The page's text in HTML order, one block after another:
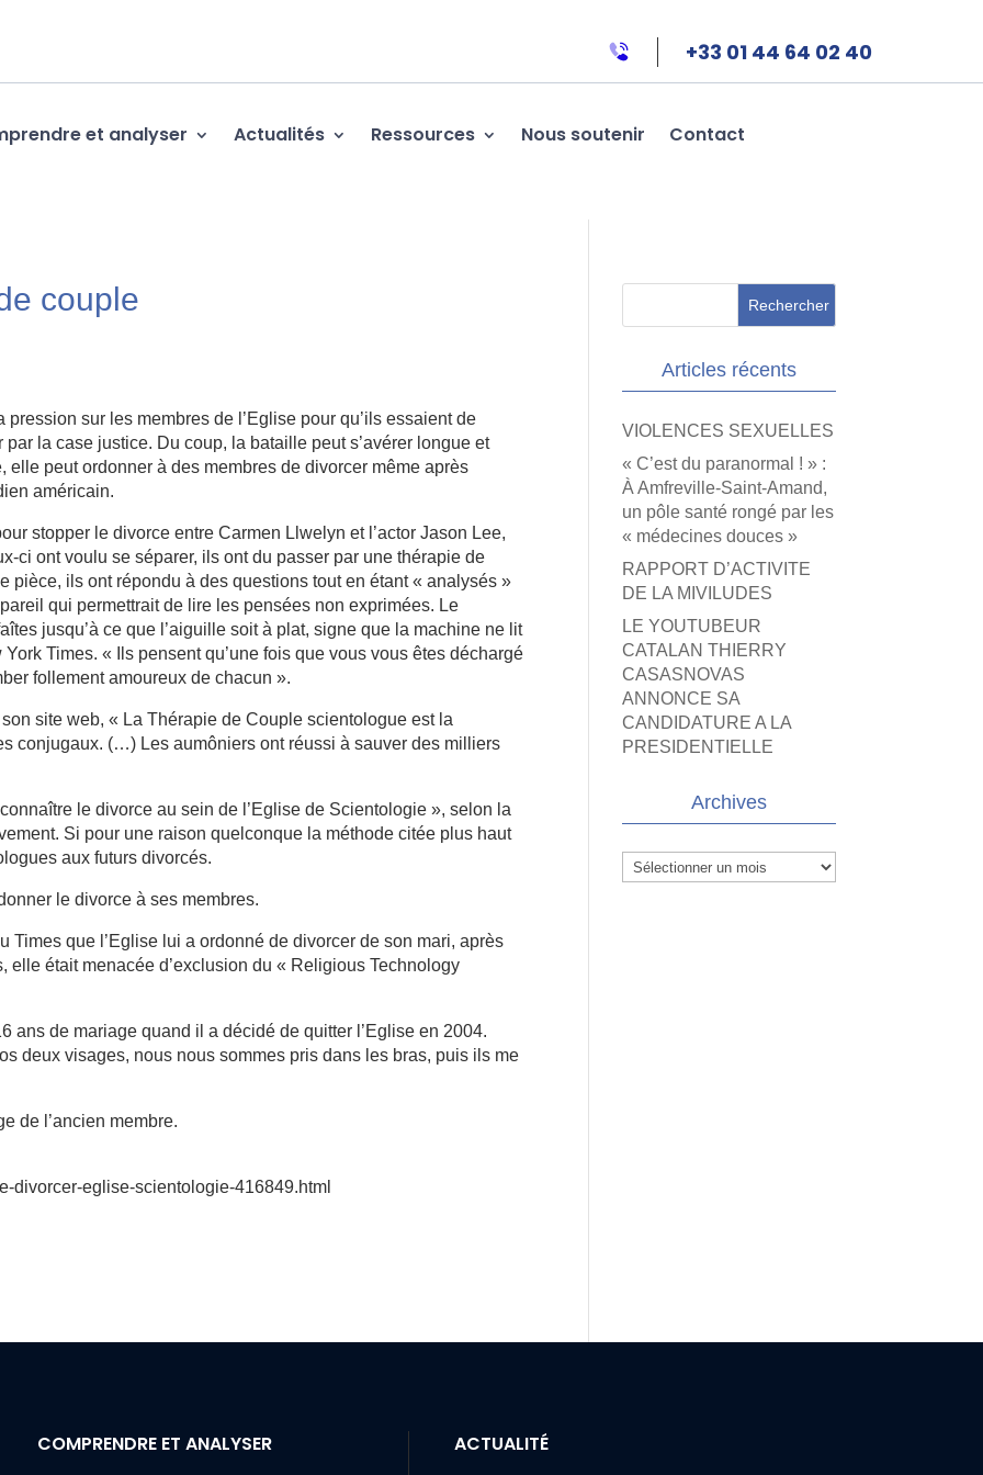
+33 01 44 64 02 40
et analyser Actualités Ressources Nous soutenir Contact
couple
sur les membres de l’Eglise pour qu’ils essaient de
la case justice. Du coup, la bataille peut s’avérer longue et
peut ordonner à des membres de divorcer même après
américain.
stopper le divorce entre Carmen Llwelyn et l’actor Jason Lee,
ci ont voulu se séparer, ils ont du passer par une thérapie de
pièce, ils ont répondu à des questions tout en étant « analysés »
qui permettrait de lire les pensées non exprimées. Le
jusqu’à ce que l’aiguille soit à plat, signe que la machine ne lit
Times. « Ils pensent qu’une fois que vous vous êtes déchargé
follement amoureux de chacun ».
site web, « La Thérapie de Couple scientologue est la
conjugaux. (…) Les aumôniers ont réussi à sauver des milliers
le divorce au sein de l’Eglise de Scientologie », selon la
Si pour une raison quelconque la méthode citée plus haut
aux futurs divorcés.
le divorce à ses membres.
Times que l’Eglise lui a ordonné de divorcer de son mari, après
elle était menacée d’exclusion du « Religious Technology
ans de mariage quand il a décidé de quitter l’Eglise en 2004.
deux visages, nous nous sommes pris dans les bras, puis ils me
de l’ancien membre.
divorcer-eglise-scientologie-416849.html
Articles récents
VIOLENCES SEXUELLES
« C’est du paranormal ! » :
À Amfreville-Saint-Amand,
un pôle santé rongé par les
« médecines douces »
RAPPORT D’ACTIVITE
DE LA MIVILUDES
LE YOUTUBEUR
CATALAN THIERRY
CASASNOVAS
ANNONCE SA
CANDIDATURE A LA
PRESIDENTIELLE
Archives
Archives
COMPRENDRE ET ANALYSER ACTUALITÉ